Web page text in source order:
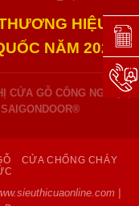
HIỆU
NĂM 2025
CỬA GỖ CÔNG NGHIỆP,
CỬA CHỐNG CHÁY
|
Đặt